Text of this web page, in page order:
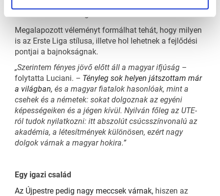
Megalapozott véleményt formálhat tehát, hogy milyen
is az Erste Liga stílusa, illetve hol lehetnek a fejlődési
pontjai a bajnokságnak.
„Szerintem fényes jövő előtt áll a magyar ifjúság –
folytatta Luciani. – Tényleg sok helyen játszottam már
a világban, és a magyar fiatalok hasonlóak, mint a
csehek és a németek: sokat dolgoznak az egyéni
képességeiken és a jégen kívül. Nyilván főleg az UTE-
ról tudok nyilatkozni: itt abszolút csúcsszínvonalú az
akadémia, a létesítmények különösen, ezért nagy
dolgok várnak a magyar hokira.”
Egy igazi család
Az Újpestre pedig nagy meccsek várnak, hiszen az